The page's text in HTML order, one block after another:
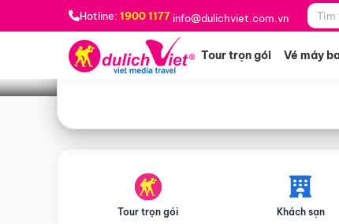
Hotline: 1900 1177 info@dulichviet.com.vn
Tour trọn gói Vé máy
Bạn muốn đi đâu? *
Tour trọn gói Khách sạn